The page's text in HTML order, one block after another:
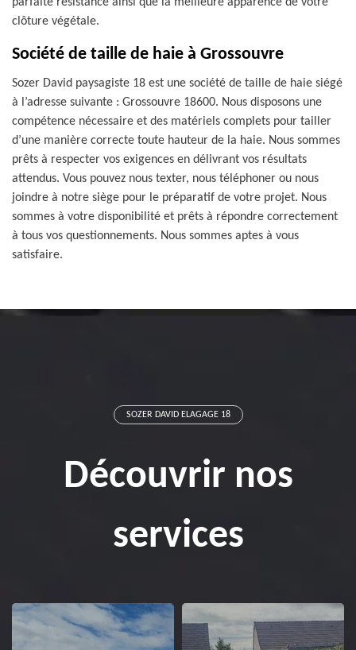
clôture végétale.
Société de taille de haie à Grossouvre
Sozer David paysagiste 18 est une société de taille de haie siégé
à l’adresse suivante : Grossouvre 18600. Nous disposons une
compétence nécessaire et des matériels complets pour tailler
d’une manière correcte toute hauteur de la haie. Nous sommes
prêts à respecter vos exigences en délivrant vos résultats
attendus. Vous pouvez nous texter, nous téléphoner ou nous
joindre à notre siège pour le préparatif de votre projet. Nous
sommes à votre disponibilité et prêts à répondre correctement
à tous vos questionnements. Nous sommes aptes à vous
satisfaire.
SOZER DAVID ELAGAGE 18
Découvrir nos
services